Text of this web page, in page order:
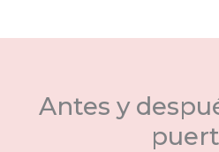
Antes y